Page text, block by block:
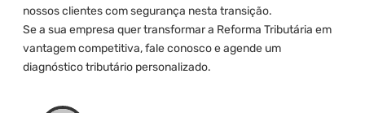
nossos clientes com segurança nesta transição.
Se a sua empresa quer transformar a Reforma Tributária em
vantagem competitiva, fale conosco e agende um
diagnóstico tributário personalizado.